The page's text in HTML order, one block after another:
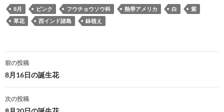
8月 ピンク フウチョウソウ科 熱帯アメリカ 白
紫
草花
西インド諸島 鉢植え
投
稿
ナ
前の投稿
8月16日の誕生花
次の投稿